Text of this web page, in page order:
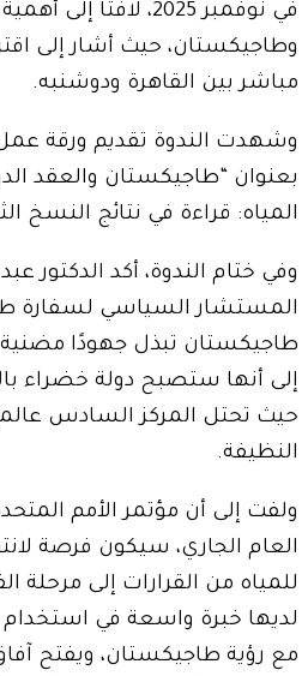
في نوفمبر 2025،
وطاجيكستان، حيث أشار إلى
مباشر بين القاهرة ودوشنبه.
وشهدت الندوة تقديم ورقة عمل
بعنوان “طاجيكستان والعقد
المياه: قراءة في نتائج النسخ
وفي ختام الندوة، أكد الدكتور
المستشار السياسي لسفارة
طاجيكستان تبذل جهودًا مضنية
حيث تحتل المركز السادس
النظيفة.
ولفت إلى أن مؤتمر الأمم
العام الجاري، سيكون فرصة
للمياه من القرارات إلى
لديها خبرة واسعة في استخدام
مع رؤية طاجيكستان، ويفتح